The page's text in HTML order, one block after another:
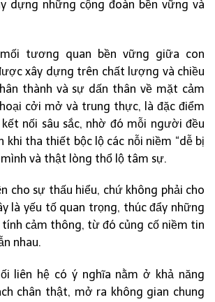
dựng những cộng đoàn bền vững và
tương quan bền vững giữa con
xây dựng trên chất lượng và chiều
thành và sự dấn thân về mặt cảm
cởi mở và trung thực, là đặc điểm
nối sâu sắc, nhờ đó mỗi người đều
khi tha thiết bộc lộ các nỗi niềm “dễ bị
và thật lòng thổ lộ tâm sự.
cho sự thấu hiểu, chứ không phải cho
là yếu tố quan trọng, thúc đẩy những
cảm thông, từ đó củng cố niềm tin
nhau.
liên hệ có ý nghĩa nằm ở khả năng
chân thật, mở ra không gian chung